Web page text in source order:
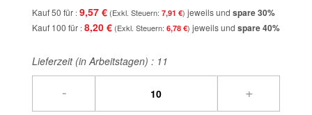
Kauf 50 für 9,57 € 7,91 € jeweils und spare30%
Kauf 100 für 8,20 € 6,78 € jeweils und spare40%
Lieferzeit (in Arbeitstagen) : 11
- +